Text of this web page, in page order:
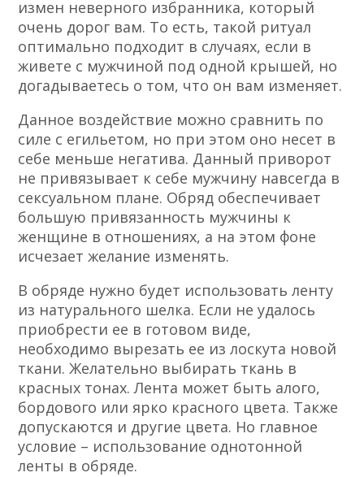
измен неверного избранника, который
очень дорог вам. То есть, такой ритуал
оптимально подходит в случаях, если в
живете с мужчиной под одной крышей, но
догадываетесь о том, что он вам изменяет.
Данное воздействие можно сравнить по
силе с егильетом, но при этом оно несет в
себе меньше негатива. Данный приворот
не привязывает к себе мужчину навсегда в
сексуальном плане. Обряд обеспечивает
большую привязанность мужчины к
женщине в отношениях, а на этом фоне
исчезает желание изменять.
В обряде нужно будет использовать ленту
из натурального шелка. Если не удалось
приобрести ее в готовом виде,
необходимо вырезать ее из лоскута новой
ткани. Желательно выбирать ткань в
красных тонах. Лента может быть алого,
бордового или ярко красного цвета. Также
допускаются и другие цвета. Но главное
условие – использование однотонной
ленты в обряде.